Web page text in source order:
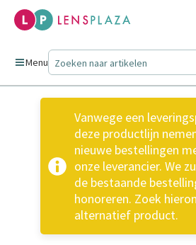
Menu
Vanwege een
deze productlijn
nieuwe bestellingen
onze leverancier. We
de bestaande
honoreren. Zoek
alternatief product.